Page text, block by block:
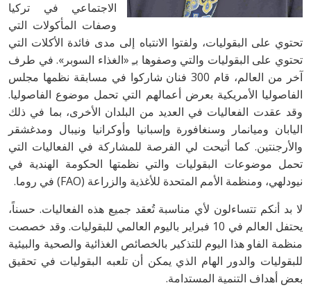
الاجتماعي في تركيا
وصفات المأكولات التي
تحتوي على البقوليات، ولفتوا الانتباه إلى مدى فائدة الأكلات التي
تحتوي على البقوليات والتي وصفوها بـِ «الغذاء السوبر». في طرف
آخر من العالم، قام 300 فنان شاركوا في مسابقة نظمها مجلس
الفاصوليا الأمريكية بعرض أعمالهم التي تحمل موضوع الفاصوليا.
وقد عقدت الفعاليات في العديد من البلدان الأخرى، بما في ذلك
اليابان وميانمار وسنغافورة وإسبانيا وأوكرانيا ونيبال ومدغشقر
والأرجنتين. كما أتيحت لي الفرصة للمشاركة في الفعاليات التي
تحمل موضوعات البقوليات والتي نظمتها الحكومة الهندية في
نيودلهي، ومنظمة الأمم المتحدة للأغذية والزراعة (FAO) في روما.
لا بد أنكم تتساءلون لأي مناسبة تُعقد جميع هذه الفعاليات. حسناً،
يحتفل العالم في 10 فبراير باليوم العالمي للبقوليات. وقد خصصت
منظمة الفاو هذا اليوم للتذكير بالخصائص الغذائية والصحية والبيئية
للبقوليات والدور الهام الذي يمكن أن تلعبه البقوليات في تحقيق
بعض أهداف التنمية المستدامة.